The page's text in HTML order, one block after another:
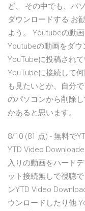
ど、 その中でも、パ
ダウンロードする お
よう。 Youtubeの動
Youtubeの動画をダ
YouTubeに投稿され
YouTubeに接続して
も見たいとか、自分
のパソコンから削除
かあると思います。
8/10 (81 点) - 無料で
YTD Video
入りの動画をハード
ット接続無しで視聴
ンYTD Video
ウンロードしたり他